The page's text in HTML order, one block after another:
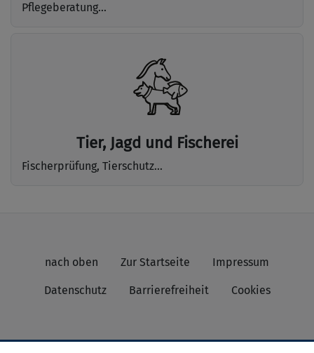
Pflegeberatung...
Tier, Jagd und Fischerei
Fischerprüfung, Tierschutz...
nach oben Zur Startseite Impressum
Datenschutz Barrierefreiheit Cookies